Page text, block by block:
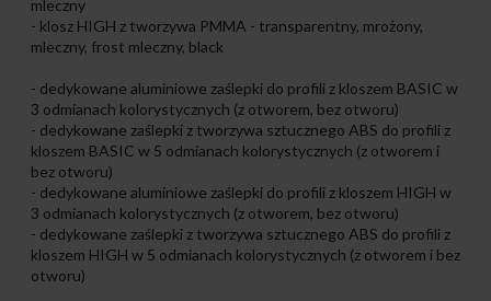
mleczny
- klosz HIGH z tworzywa PMMA - transparentny, mrożony,
mleczny, frost mleczny, black
- dedykowane aluminiowe zaślepki do profili z kloszem BASIC w
3 odmianach kolorystycznych (z otworem, bez otworu)
- dedykowane zaślepki z tworzywa sztucznego ABS do profili z
kloszem BASIC w 5 odmianach kolorystycznych (z otworem i
bez otworu)
- dedykowane aluminiowe zaślepki do profili z kloszem HIGH w
3 odmianach kolorystycznych (z otworem, bez otworu)
- dedykowane zaślepki z tworzywa sztucznego ABS do profili z
kloszem HIGH w 5 odmianach kolorystycznych (z otworem i bez
otworu)